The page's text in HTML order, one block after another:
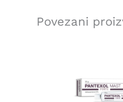
Povezani